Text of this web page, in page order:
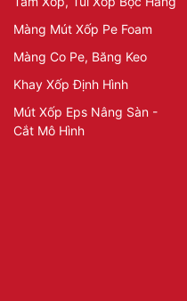
Màng Mút Xốp Pe Foam
Màng Co Pe, Băng Keo
Khay Xốp Định Hình
Mút Xốp Eps Nâng Sàn -
Cắt Mô Hình